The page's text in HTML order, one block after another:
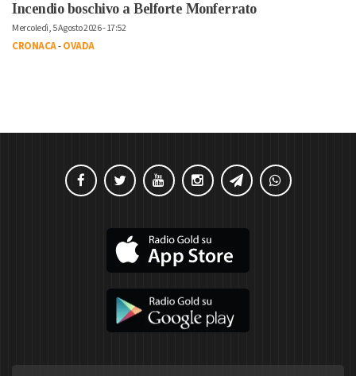
Incendio boschivo a Belforte Monferrato
Mercoledì, 5 Agosto 2026 - 17:52
CRONACA-OVADA